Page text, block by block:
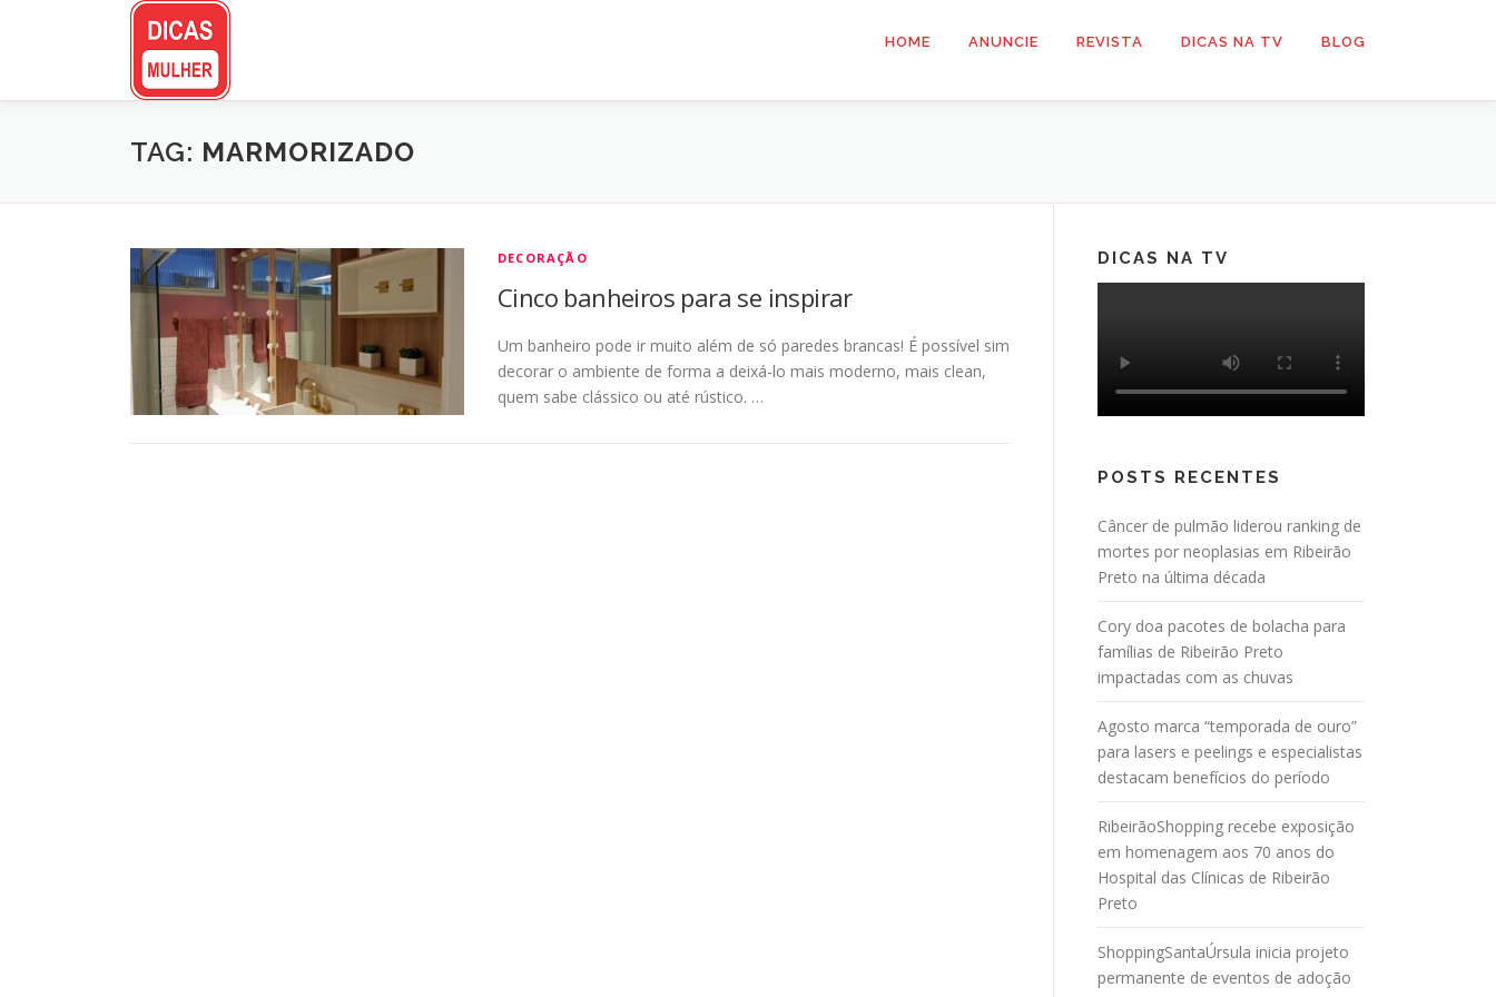
HOME ANUNCIE REVISTA DICAS NA TV BLOG
TAG: MARMORIZADO
DECORAÇÃO
Cinco banheiros para se inspirar
Um banheiro pode ir muito além de só paredes brancas! É possível sim
decorar o ambiente de forma a deixá-lo mais moderno, mais clean,
quem sabe clássico ou até rústico. …
DICAS NA TV
POSTS RECENTES
Câncer de pulmão liderou ranking de
mortes por neoplasias em Ribeirão
Preto na última década
Cory doa pacotes de bolacha para
famílias de Ribeirão Preto
impactadas com as chuvas
Agosto marca “temporada de ouro”
para lasers e peelings e especialistas
destacam benefícios do período
RibeirãoShopping recebe exposição
em homenagem aos 70 anos do
Hospital das Clínicas de Ribeirão
Preto
ShoppingSantaÚrsula inicia projeto
permanente de eventos de adoção